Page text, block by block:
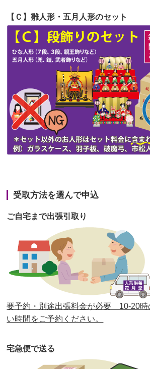
第49回人形供養祭令和4年1月17日
第48回人形供養祭令和3年12月3
第47回人形供養祭 令和3年10月
第46回人形供養祭 令和3年9月13
第45回人形供養祭令和3年7月12
第44回人形供養祭令和3年6月3日(
第43回人形供養祭令和3年4月23
第39回人形供養祭令和2年10月22
第38回人形供養祭 令和2年8月26
第37回人形供養祭 令和2年6月8日(
第36回人形供養祭 令和2年4月16
第35回人形供養祭令和2年2月13
第33回人形供養祭
【Ｃ】雛人形・五月人形のセット
受取方法を選んで申込
ご自宅まで出張引取り
要予約・別途出張料金が必要 10-20時
い時間をご予約ください。
宅急便で送る